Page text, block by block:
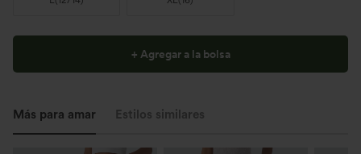
+ Agregar a la bolsa
Más para amar Estilos similares